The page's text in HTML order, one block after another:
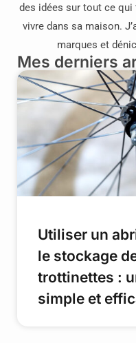
des idées sur tout ce qui
vivre dans sa maison.
marques et
Mes derniers
Utiliser un
le stockage
trottinettes :
simple et